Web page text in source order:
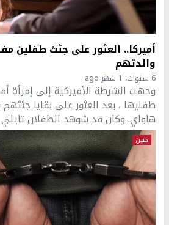
أميركا.. العثور على جثث طفلين
والدتهم
6 سنوات، 1 شهر ago
وجهت الشرطة الأميركية إلى إمرأة
طفليها ، بعد العثور على بقايا
هاواي. وكان قد شوهد الطفلان تايلي
جنين